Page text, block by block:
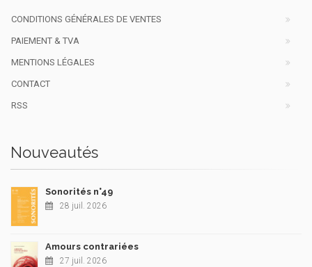
CONDITIONS GÉNÉRALES DE VENTES
PAIEMENT & TVA
MENTIONS LÉGALES
CONTACT
RSS
Nouveautés
Sonorités n°49
28 juil. 2026
Amours contrariées
27 juil. 2026